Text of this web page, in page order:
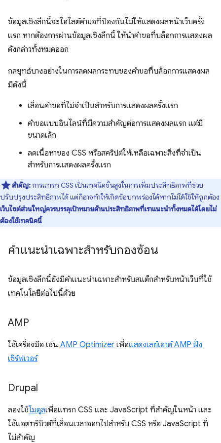
ข้อมูลเชิงลึกนี้จะไฮไลต์คำขอที่ป้องกันไม่ให้แสดงผลหน้าเว็บครั้ง
แรก หากต้องการผ่านข้อมูลเชิงลึกนี้ ให้นำคำขอที่บล็อกการแสดงผล
ดังกล่าวทั้งหมดออก
กลยุทธ์บางอย่างในการลดผลกระทบของคำขอที่บล็อกการแสดงผล
มีดังนี้
เลื่อนคำขอที่ไม่จำเป็นสำหรับการแสดงผลครั้งแรก
คำขอแบบอินไลน์ที่มีความสำคัญต่อการแสดงผลแรก แต่มี
ขนาดเล็ก
ลดเนื้อหาของ CSS หรือสคริปต์ให้เหลือเฉพาะสิ่งที่จำเป็น
สำหรับการแสดงผลครั้งแรก
สำคัญ: การแทรก CSS เป็นเทคนิคขั้นสูงในการเพิ่มประสิทธิภาพที่ช่วย
ปรับปรุงประสิทธิภาพได้ แต่ก็อาจทำให้เกิดข้อบกพร่องได้หากไม่ได้ใช้ให้ถูกต้อง
เว็บไซต์ส่วนใหญ่ควรบรรลุเป้าหมายด้านประสิทธิภาพที่เราแนะนำทั้งหมดได้โดยไม่
ต้องใช้เทคนิคนี้
คำแนะนำเฉพาะสำหรับกองซ้อน
ข้อมูลเชิงลึกนี้ยังมีคำแนะนำเฉพาะสำหรับสแต็กสำหรับหน้าเว็บที่ใช้
เทคโนโลยีต่อไปนี้ด้วย
AMP
ใช้เครื่องมือ เช่น AMP Optimizer เพื่อแสดงเลย์เอาต์ AMP ฝั่ง
เซิร์ฟเวอร์
Drupal
ลองใช้โมดูลเพื่อแทรก CSS และ JavaScript ที่สำคัญในหน้า และ
ใช้แอตทริบิวต์ที่เลื่อนเวลาออกไปสำหรับ CSS หรือ JavaScript ที่
ไม่สำคัญ